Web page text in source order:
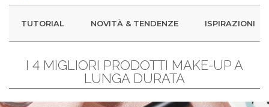
TUTORIAL NOVITÀ & TENDENZE ISPIRAZIONI
I 4 MIGLIORI PRODOTTI MAKE-UP A
LUNGA DURATA